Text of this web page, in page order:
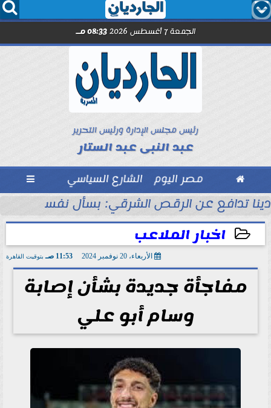
  
الجمعة 7 أغسطس 2026 08:33 مـ
رئيس مجلس الإدارة ورئيس التحرير
عبد النبى عبد الستار
 مصر اليوم الشارع السياسي 
دينا تدافع عن الرقص الشرقي: بسأل نفسي
اخبار الملاعب
الأربعاء، 20 نوفمبر 2024 11:53 صـ بتوقيت القاهرة
مفاجأة جديدة بشأن إصابة
وسام أبو علي